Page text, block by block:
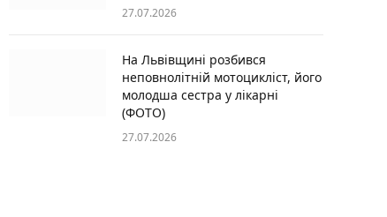
27.07.2026
На Львівщині розбився
неповнолітній мотоцикліст, його
молодша сестра у лікарні
(ФОТО)
27.07.2026